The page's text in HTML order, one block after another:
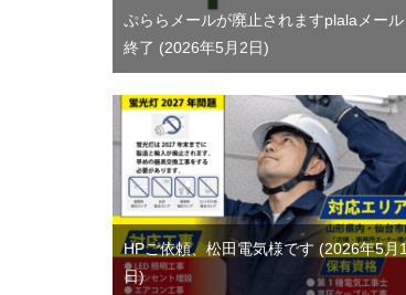
ぷららメールが廃止されますplalaメール
終了
2026年5月2日
HPご依頼、松田電気様です
2026年5月1
日